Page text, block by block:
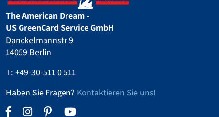
The American Dream -
US GreenCard Service GmbH
Danckelmannstr 9
14059 Berlin
T: +49-30-511 0 511
Haben Sie Fragen? Kontaktieren Sie uns!